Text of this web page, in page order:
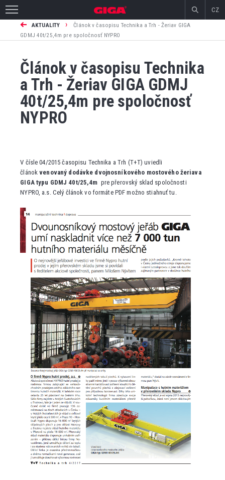
CZ
AKTUALITY ›
Článok v časopisu Technika a Trh - Žeriav GIGA
GDMJ 40t/25,4m pre spoločnosť NYPRO
Článok v časopisu Technika
a Trh - Žeriav GIGA GDMJ
40t/25,4m pre spoločnosť
NYPRO
V čísle 04/2015 časopisu Technika a Trh (T+T) uviedli
článokvenovaný dodávke dvojnosníkového mostového žeriava
GIGA typu GDMJ 40t/25,4m pre přerovský sklad spoločnosti
NYPRO, a.s. Celý článok vo formáte PDF možno stiahnuť tu.